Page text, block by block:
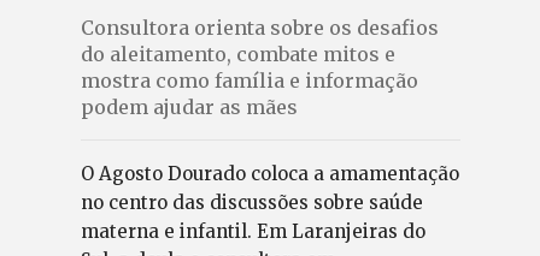
Consultora orienta sobre os desafios
do aleitamento, combate mitos e
mostra como família e informação
podem ajudar as mães
O Agosto Dourado coloca a amamentação
no centro das discussões sobre saúde
materna e infantil. Em Laranjeiras do